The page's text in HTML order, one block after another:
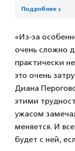
Подробнее
«Из-за
очень сложно
практически
это очень
Диана
этими
ужасом
меняется. И
будет с ней,